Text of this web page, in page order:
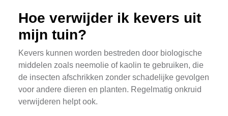
Hoe verwijder ik kevers uit
mijn tuin?
Kevers kunnen worden bestreden door biologische
middelen zoals neemolie of kaolin te gebruiken, die
de insecten afschrikken zonder schadelijke gevolgen
voor andere dieren en planten. Regelmatig onkruid
verwijderen helpt ook.